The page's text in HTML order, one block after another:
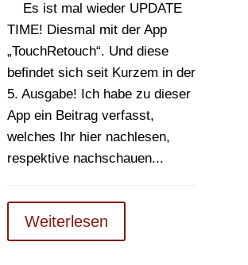
Es ist mal wieder UPDATE
TIME! Diesmal mit der App
„TouchRetouch“. Und diese
befindet sich seit Kurzem in der
5. Ausgabe! Ich habe zu dieser
App ein Beitrag verfasst,
welches Ihr hier nachlesen,
respektive nachschauen...
Weiterlesen